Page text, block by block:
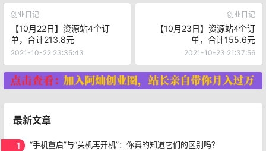
创业日记
【10月22日】资源站4个订
单，合计213.8元
2021-10-22 23:35:43
创业日记
【10月23日】资源站4个订
单，合计155.6元
2021-10-23 21:37:56
最新文章
1 “手机重启”与“关机再开机”：你真的知道它们的区别吗？